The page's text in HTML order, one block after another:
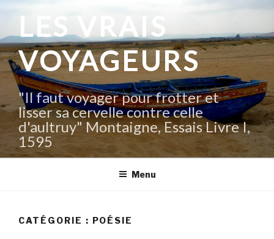
contenu
principal
LES VRAIS
VOYAGEURS
"Il faut voyager pour frotter et
lisser sa cervelle contre celle
d'aultruy" Montaigne, Essais Livre I,
1595
Menu
CATÉGORIE : POÉSIE